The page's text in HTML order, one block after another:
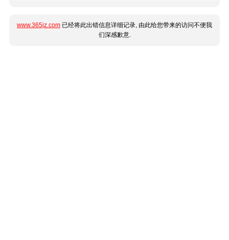
www.365jz.com 已经将此出错信息详细记录, 由此给您带来的访问不便我
们深感歉意.